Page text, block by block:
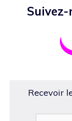
Suivez-
Recevoir